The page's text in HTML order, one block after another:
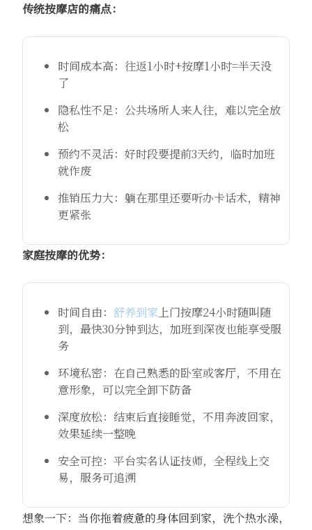
传统按摩店的痛点：
时间成本高：往返1小时+按摩1小时=半天没
了
隐私性不足：公共场所人来人往，难以完全放
松
预约不灵活：好时段要提前3天约，临时加班
就作废
推销压力大：躺在那里还要听办卡话术，精神
更紧张
家庭按摩的优势：
时间自由： 舒养到家 上门按摩24小时随叫随
到，最快30分钟到达，加班到深夜也能享受服
务
环境私密：在自己熟悉的卧室或客厅，不用在
意形象，可以完全卸下防备
深度放松：结束后直接睡觉，不用奔波回家，
效果延续一整晚
安全可控：平台实名认证技师，全程线上交
易，服务可追溯
想象一下：当你拖着疲惫的身体回到家，洗个热水澡，